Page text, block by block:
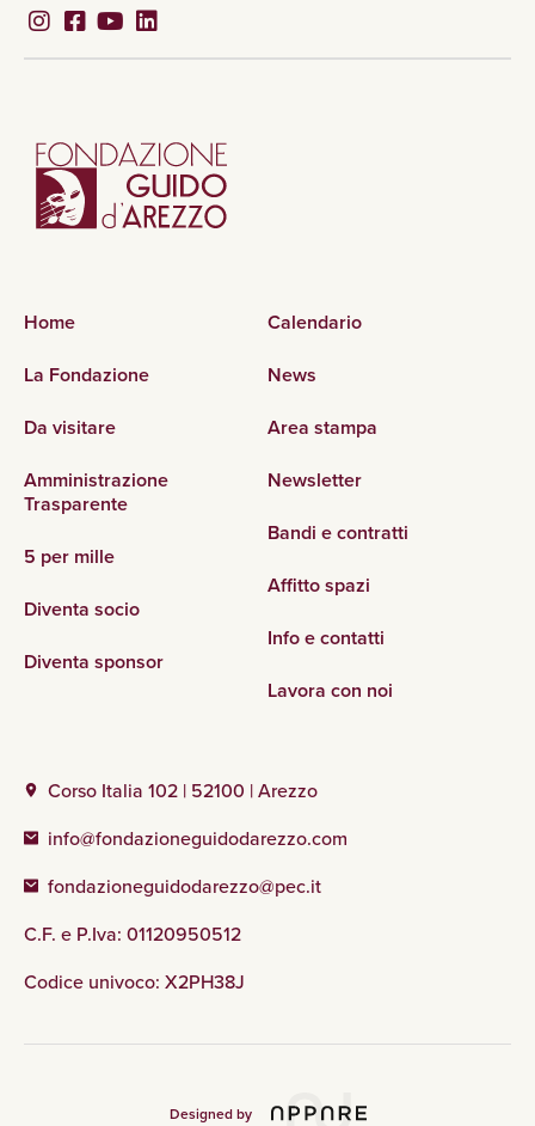
Home
La Fondazione
Da visitare
Amministrazione
Trasparente
5 per mille
Diventa socio
Diventa sponsor
Calendario
News
Area stampa
Newsletter
Bandi e contratti
Affitto spazi
Info e contatti
Lavora con noi
Corso Italia 102 | 52100 | Arezzo
info@fondazioneguidodarezzo.com
fondazioneguidodarezzo@pec.it
C.F. e P.Iva: 01120950512
Codice univoco: X2PH38J
Designed by